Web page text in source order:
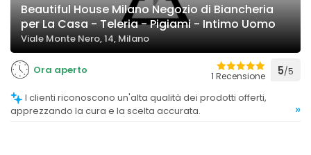
Beautiful House Milano Negozio di Biancheria
per La Casa - Teleria - Pigiami - Intimo Uomo
Viale Monte Nero, 14, Milano
Ora aperto 1 Recensione 5/5
apprezzando la cura e la scelta accurata.
»